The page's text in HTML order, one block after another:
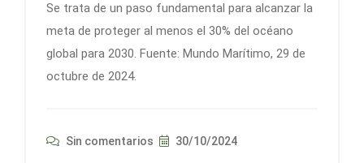
Se trata de un paso fundamental para alcanzar la
meta de proteger al menos el 30% del océano
global para 2030. Fuente: Mundo Marítimo, 29 de
octubre de 2024.
Sin comentarios 30/10/2024